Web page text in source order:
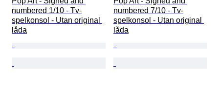
numbered 1/10 - Tv-
spelkonsol - Utan original
låda
numbered 7/10 - Tv-
spelkonsol - Utan original
låda